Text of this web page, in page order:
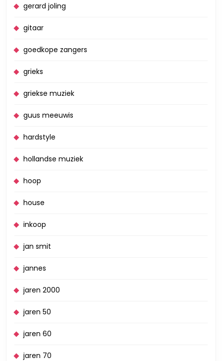
gerard joling
gitaar
goedkope zangers
grieks
griekse muziek
guus meeuwis
hardstyle
hollandse muziek
hoop
house
inkoop
jan smit
jannes
jaren 2000
jaren 50
jaren 60
jaren 70